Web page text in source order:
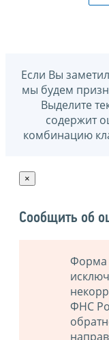
Если Вы
мы будем
Выделите
содержит
комбинацию
×
Сообщить об
Форма
ФНС